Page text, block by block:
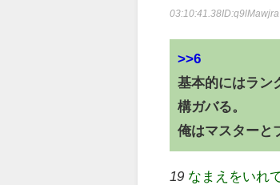
03:10:41.38ID:q9lMawjra
>>6
基本的にはラン
構ガバる。
俺はマスターと
19 なまえをいれ